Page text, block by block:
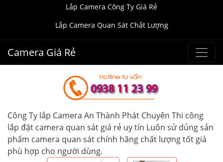
Lắp Camera Công Ty Giá Rẻ
Lắp Camera Quan Sát Chất Lượng
Camera Giá Rẻ
Công Ty lắp Camera An Thành Phát Chuyên Thi công
lắp đặt camera quan sát giá rẻ uy tín Luôn sử dủng sản
phẩm camera quan sát chính hãng chất lượng tốt giá
phù hợp cho người dùng.